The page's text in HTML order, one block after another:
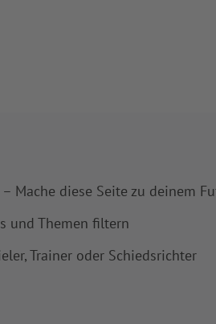
Mache diese Seite zu deinem
und Themen filtern
Trainer oder Schiedsrichter